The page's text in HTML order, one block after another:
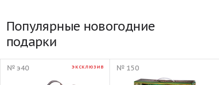
Популярные новогодние
подарки
№ э40 ЭКСКЛЮЗИВ № 150